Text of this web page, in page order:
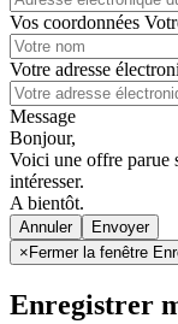
Vos coordonnées
Votre adresse
Message
Bonjour,
Voici une offre parue
intéresser.
A bientôt.
Annuler
× Fermer la fenêtre
Enregistrer